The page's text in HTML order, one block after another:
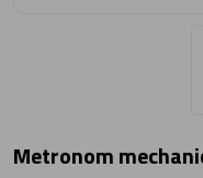
Metronom